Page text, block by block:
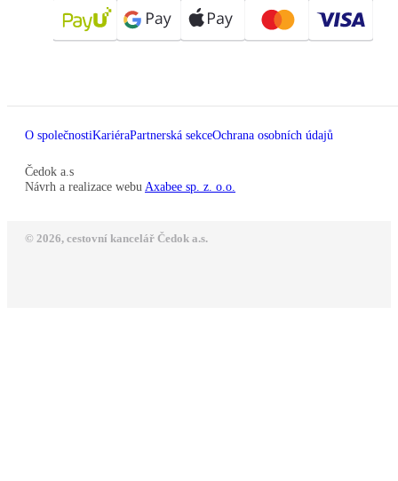
O společnostiKariéraPartnerská sekceOchrana osobních údajů
Čedok a.s
Návrh a realizace webu Axabee sp. z. o.o.
© 2026, cestovní kancelář Čedok a.s.